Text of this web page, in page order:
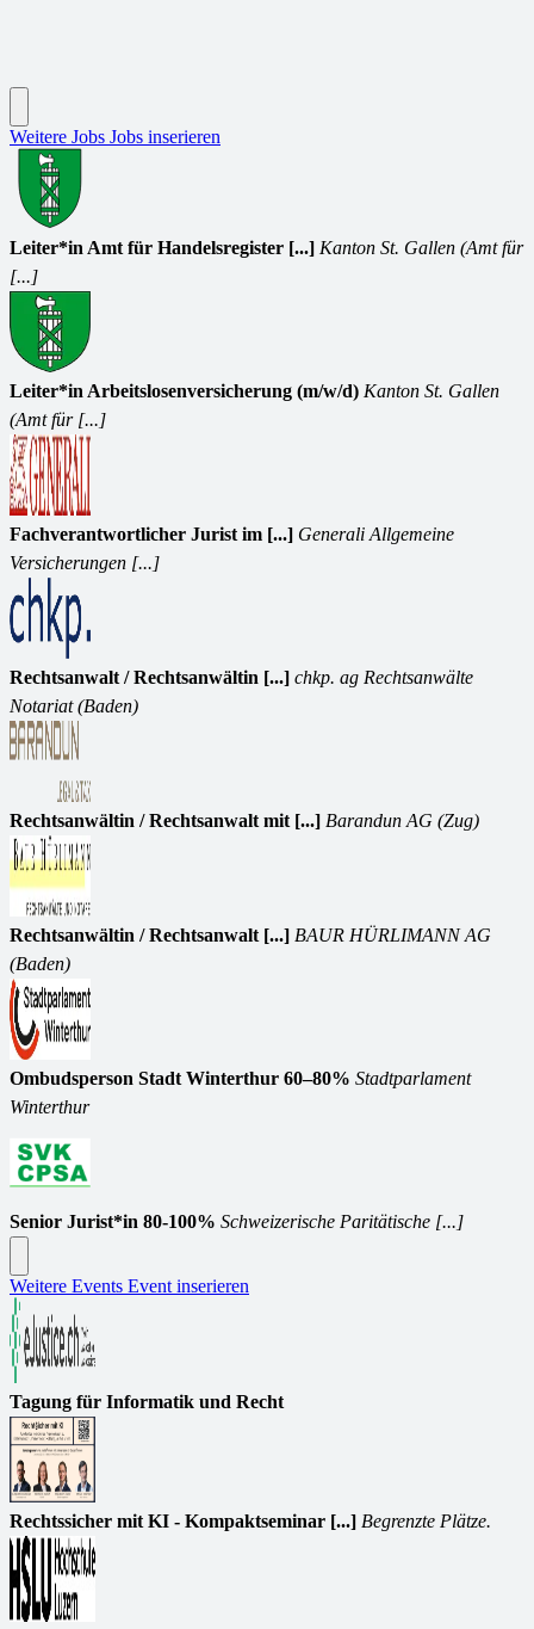
Weitere Jobs Jobs inserieren
Leiter*in Amt für Handelsregister [...] Kanton St. Gallen (Amt für
[...]
Leiter*in Arbeitslosenversicherung (m/w/d) Kanton St. Gallen
(Amt für [...]
Fachverantwortlicher Jurist im [...] Generali Allgemeine
Versicherungen [...]
Rechtsanwalt / Rechtsanwältin [...] chkp. ag Rechtsanwälte
Notariat (Baden)
Rechtsanwältin / Rechtsanwalt mit [...] Barandun AG (Zug)
Rechtsanwältin / Rechtsanwalt [...] BAUR HÜRLIMANN AG
(Baden)
Ombudsperson Stadt Winterthur 60–80% Stadtparlament
Winterthur
Senior Jurist*in 80-100% Schweizerische Paritätische [...]
Weitere Events Event inserieren
Tagung für Informatik und Recht
Rechtssicher mit KI - Kompaktseminar [...] Begrenzte Plätze.